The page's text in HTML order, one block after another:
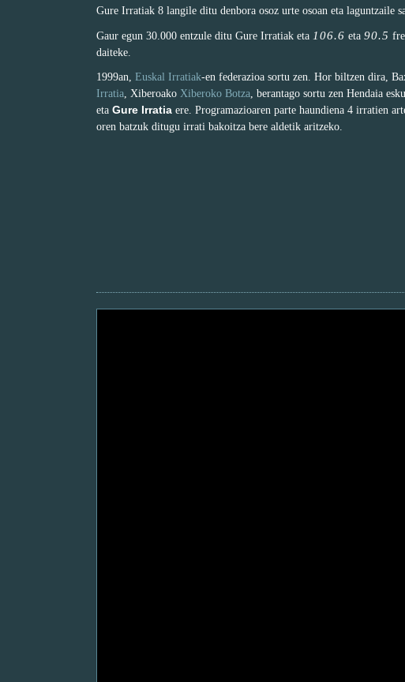
Gure Irratiak 8 langile ditu denbora osoz urte osoan eta laguntzaile
Gaur egun 30.000 entzule ditu Gure Irratiak eta 106.6 eta 90.5
daiteke.
1999an, Euskal Irratiak-en federazioa sortu zen. Hor biltzen dira,
Irratia , Xiberoako Xiberoko Botza , berantago sortu zen Hendaia
eta Gure Irratia ere. Programazioaren parte haundiena 4 irratien
oren batzuk ditugu irrati bakoitza bere aldetik aritzeko.